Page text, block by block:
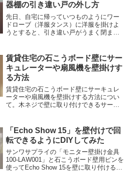
器棚の引き違い戸の外し方
先日、自宅に帰っていつものようにワー
ドローブ（洋服タンス）に洋服を掛けよ
うとすると、引き違い戸がうまく閉まり
て、そのときに外れたんでしょう（苦
笑）ワードローブの引き違い...
賃貸住宅の石こうボード壁にサー
キュレーターや扇風機を壁掛けす
る方法
賃貸住宅の石こうボード壁にサーキュレ
ーターや扇風機を壁掛けする方法につい
て。木ネジで壁に取り付けできるサーキ
BASE（ウォールベース）」もしくは平
安伸銅工業の「LABRICO（ラブリコ）ナ
ゲシレール ブラケット」で1×4材もしく
は2×4材を壁に固定するのが妥当と思われ
ます。
「Echo Show 15」を壁付けで回
転できるようにDIYしてみた
サンワサプライの「モニター壁掛け金具
100-LAW001」と石こうボード壁用ピンを
使ってEcho Show 15を壁に取り付けると